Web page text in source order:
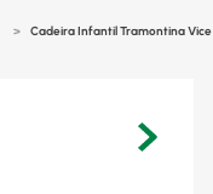
Cadeira Infantil Tramontina Vice